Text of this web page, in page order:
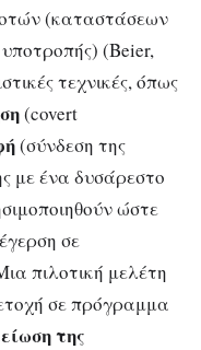
(καταστάσεων
(Beier,
τεχνικές, όπως
(covert
(σύνδεση της
με ένα δυσάρεστο
ώστε
σε
πιλοτική μελέτη
σε πρόγραμμα
της